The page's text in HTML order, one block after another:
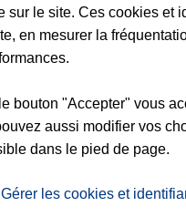
Conseils animal de
Protection juridique
sur le site. Ces cookies et
en mesurer la
bouton "Accepter" vous
aussi modifier vos
dans le pied de page.
Gérer les cookies et